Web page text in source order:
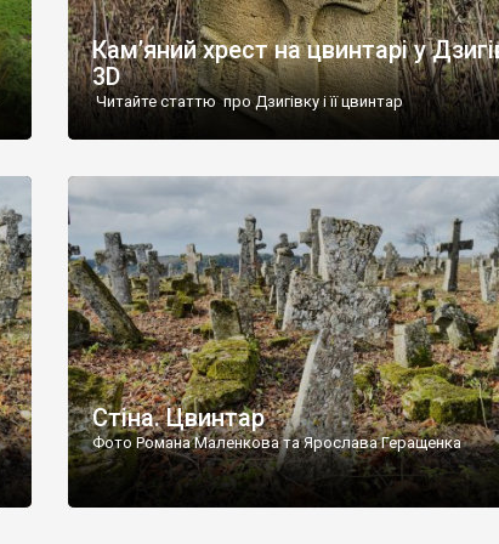
Кам’яний хрест на цвинтарі у
3D
Читайте статтю про Дзигівку і її цвинтар
Стіна. Цвинтар
Фото Романа Маленкова та Ярослава Геращенка